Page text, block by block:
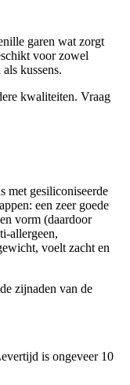
garen wat zorgt
voor zowel
kussens.
kwaliteiten. Vraag
met gesiliconiseerde
een zeer goede
vorm (daardoor
allergeen,
voelt zacht en
zijnaden van de
is ongeveer 10